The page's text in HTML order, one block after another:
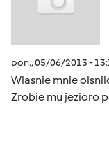
pon., 05/06/2013 -
Wlasnie mnie
Zrobie mu jezioro